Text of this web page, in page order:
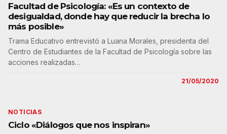
Facultad de Psicología: «Es un contexto de
desigualdad, donde hay que reducir la brecha lo
más posible»
Trama Educativo entrevistó a Luana Morales, presidenta del
Centro de Estudiantes de la Facultad de Psicología sobre las
acciones realizadas…
21/05/2020
NOTICIAS
Ciclo «Diálogos que nos inspiran»